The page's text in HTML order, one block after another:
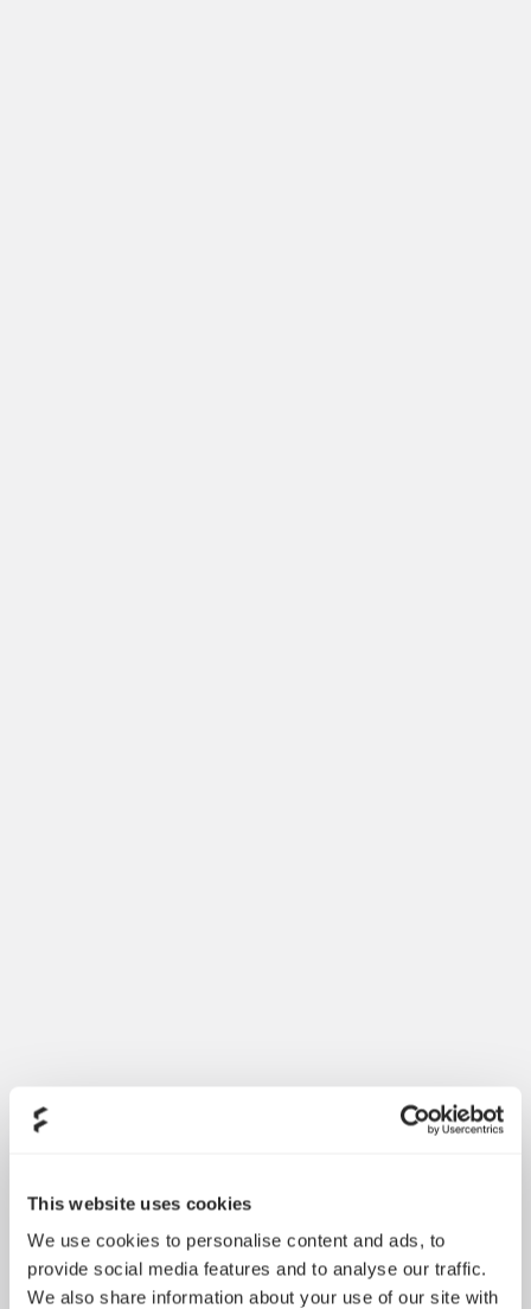
This website uses cookies
We use cookies to personalise content and ads, to
provide social media features and to analyse our traffic.
We also share information about your use of our site with